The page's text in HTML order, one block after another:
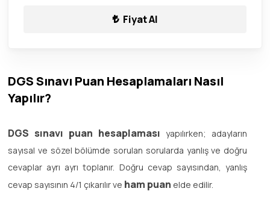
DGS Sınavı Puan Hesaplamaları Nasıl
Yapılır?
DGS sınavı puan hesaplaması yapılırken; adayların
sayısal ve sözel bölümde sorulan sorularda yanlış ve doğru
cevaplar ayrı ayrı toplanır. Doğru cevap sayısından, yanlış
cevap sayısının 4/1 çıkarılır ve ham puan elde edilir.
Fiyat Al